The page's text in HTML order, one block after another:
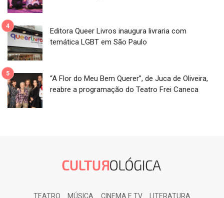
Editora Queer Livros inaugura livraria com
temática LGBT em São Paulo
“A Flor do Meu Bem Querer”, de Juca de Oliveira,
reabre a programação do Teatro Frei Caneca
TEATRO MÚSICA CINEMA E TV LITERATURA